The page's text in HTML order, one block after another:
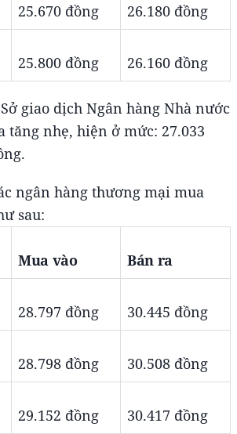
25.670 đồng 26.180 đồng
25.800 đồng 26.160 đồng
giao dịch Ngân hàng Nhà nước
tăng nhẹ, hiện ở mức: 27.033
ngân hàng thương mại mua
sau:
Mua vào Bán ra
28.797 đồng 30.445 đồng
28.798 đồng 30.508 đồng
29.152 đồng 30.417 đồng